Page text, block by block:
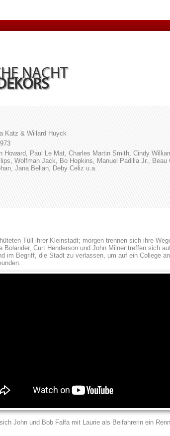
NACHT
Katz & Willard Huyck
Howard, Paul Le Mat, Charles Martin Smith, Cindy
Wolfman Jack, Bo Hopkins, Manuel Padilla Jr., Beau
Jana Bellan, Deby Celiz u.a.
Tüll ihrer Kleinstadt; morgen trennen sich ihre
Curt Henderson und John Milner treffen sich
im Begriff, die Stadt zu verlassen, um auf ein College
John und Bob Falfa mit Laurie als Beifahrerin ein